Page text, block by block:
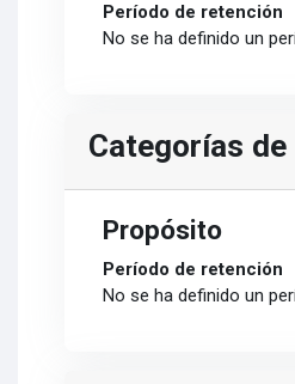
Período de retención
No se ha definido un
Categorías
Propósito
Período de retención
No se ha definido un